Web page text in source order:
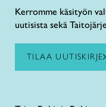
Kerromme käsityön
uutisista sekä
TILAA UUTISKIRJE